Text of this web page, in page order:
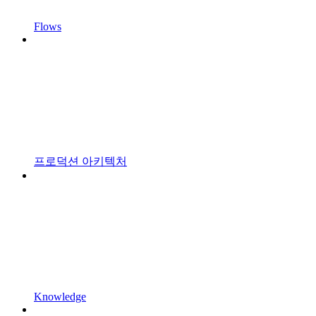
Flows
프로덕션 아키텍처
Knowledge